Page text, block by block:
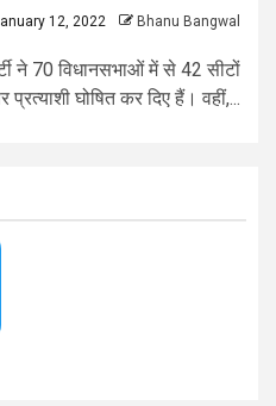
12, 2022 Bhanu Bangwal
ने 70 विधानसभाओं में से 42 सीटों
प्रत्याशी घोषित कर दिए हैं। वहीं,...